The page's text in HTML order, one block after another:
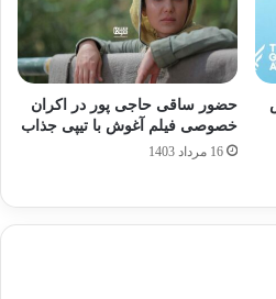
حضور ساقی حاجی پور در اکران
خصوصی فیلم آغوش با تیپی جذاب
16 مرداد 1403